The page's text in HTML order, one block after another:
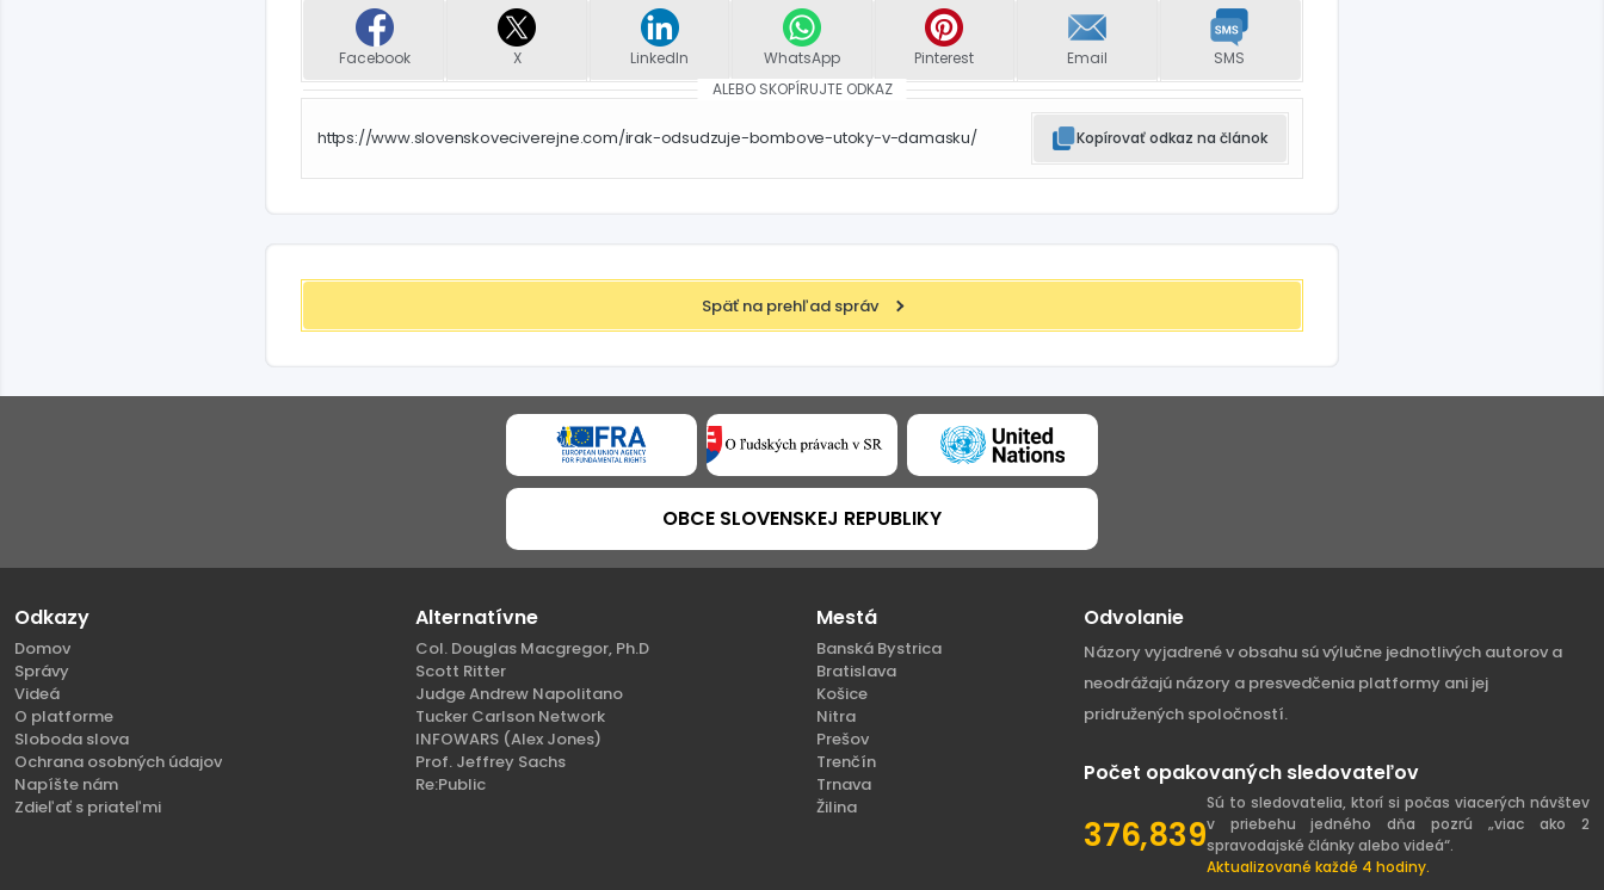
Facebook X LinkedIn WhatsApp Pinterest Email
SMS
ALEBO SKOPÍRUJTE ODKAZ
https://www.slovenskoveciverejne.com/irak-odsudzuje-bombove-utoky-v-damasku/ Kopírovať odkaz na článok
Späť na prehľad správ
OBCE SLOVENSKEJ REPUBLIKY
Odkazy
Domov
Správy
Videá
O platforme
Sloboda slova
Ochrana osobných údajov
Napíšte nám
Zdieľať s priateľmi
Alternatívne
Col. Douglas Macgregor, Ph.D
Scott Ritter
Judge Andrew Napolitano
Tucker Carlson Network
INFOWARS (Alex Jones)
Prof. Jeffrey Sachs
Re:Public
Mestá
Banská Bystrica
Bratislava
Košice
Nitra
Prešov
Trenčín
Trnava
Žilina
Odvolanie
Názory vyjadrené v obsahu sú výlučne jednotlivých autorov a
neodrážajú názory a presvedčenia platformy ani jej
pridružených spoločností.
Počet opakovaných sledovateľov
376,839
Sú to sledovatelia, ktorí si počas viacerých návštev
v priebehu jedného dňa pozrú „viac ako 2
spravodajské články alebo videá“.
Aktualizované každé 4 hodiny.